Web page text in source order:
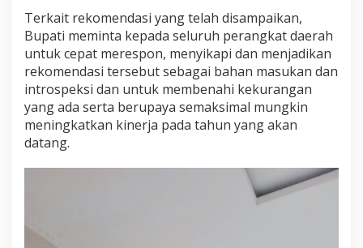
Terkait rekomendasi yang telah disampaikan,
Bupati meminta kepada seluruh perangkat daerah
untuk cepat merespon, menyikapi dan menjadikan
rekomendasi tersebut sebagai bahan masukan dan
introspeksi dan untuk membenahi kekurangan
yang ada serta berupaya semaksimal mungkin
meningkatkan kinerja pada tahun yang akan
datang.